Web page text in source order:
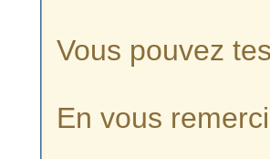
Vous pouvez
En vous